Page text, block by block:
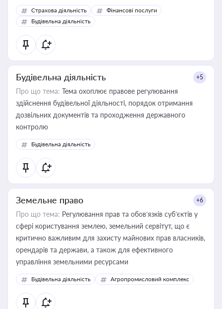
корисне для власника бізнесу, керівника, юриста або
бухгалтера під час оподаткування, приватизації, оренди
державного майна, корпоративних угод і перевірки
статусу суб'єктів оціночної діяльності
Страхова діяльність
Фінансові послуги
Будівельна діяльність
Будівельна діяльність +5
Про що тема: Тема охоплює правове регулювання
здійснення будівельної діяльності, порядок отримання
дозвільних документів та проходження державного
контролю
Будівельна діяльність
Земельне право +6
Про що тема: Регулювання прав та обов’язків суб’єктів у
сфері користування землею, земельний сервітут, що є
критично важливим для захисту майнових прав власників,
орендарів та держави, а також для ефективного
управління земельними ресурсами
Будівельна діяльність Агропромисловий комплекс